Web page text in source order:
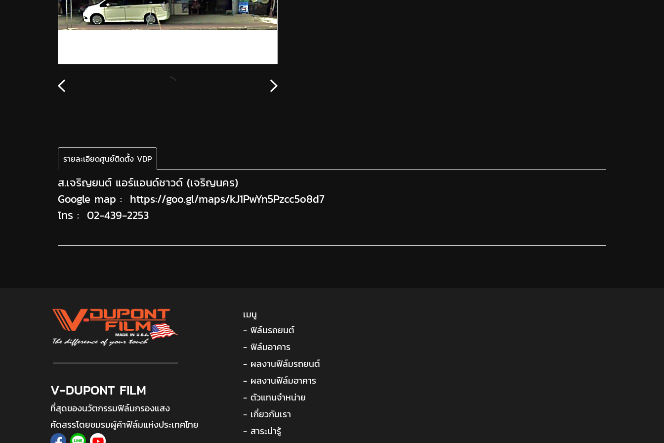
รายละเอียดศูนย์ติดตั้ง VDP
ส.เจริญยนต์ แอร์แอนด์ชาวด์ (เจริญนคร)
Google map : https://goo.gl/maps/kJ1PwYn5Pzcc5o8d7
โทร : 02-439-2253
V-DUPONT FILM
ที่สุดของนวัตกรรมฟิล์มกรองแสง
คัดสรรโดยชมรมผู้ค้าฟิล์มแห่งประเทศไทย
เมนู
- ฟิล์มรถยนต์
- ฟิล์มอาคาร
- ผลงานฟิล์มรถยนต์
- ผลงานฟิล์มอาคาร
- ตัวแทนจำหน่าย
- เกี่ยวกับเรา
- สาระน่ารู้